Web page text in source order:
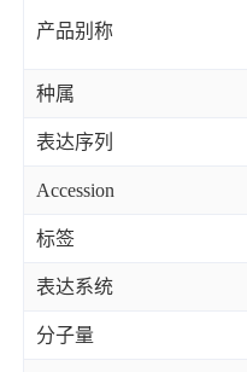
产品别称
种属
表达序列
Accession
标签
表达系统
分子量